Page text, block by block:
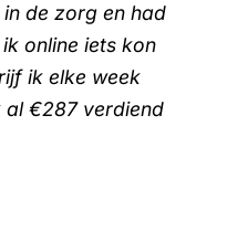
de zorg en had
online iets kon
ik elke week
al €287 verdiend